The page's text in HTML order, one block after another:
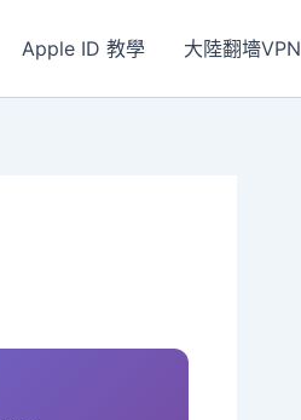
Apple ID 教學 大陸翻墻VPN